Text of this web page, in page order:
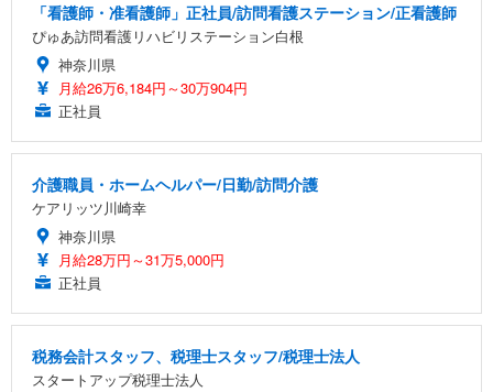
「看護師・准看護師」正社員/訪問看護ステーション/正看護師
ぴゅあ訪問看護リハビリステーション白根
神奈川県
月給26万6,184円～30万904円
正社員
介護職員・ホームヘルパー/日勤/訪問介護
ケアリッツ川崎幸
神奈川県
月給28万円～31万5,000円
正社員
税務会計スタッフ、税理士スタッフ/税理士法人
スタートアップ税理士法人